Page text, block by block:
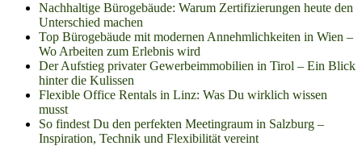
Nachhaltige Bürogebäude: Warum Zertifizierungen heute den
Unterschied machen
Top Bürogebäude mit modernen Annehmlichkeiten in Wien –
Wo Arbeiten zum Erlebnis wird
Der Aufstieg privater Gewerbeimmobilien in Tirol – Ein Blick
hinter die Kulissen
Flexible Office Rentals in Linz: Was Du wirklich wissen
musst
So findest Du den perfekten Meetingraum in Salzburg –
Inspiration, Technik und Flexibilität vereint